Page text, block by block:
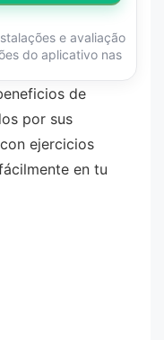
e avaliação
do aplicativo nas
de
por sus
ejercicios
en tu